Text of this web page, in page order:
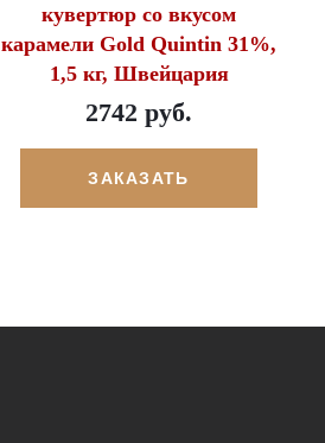
кувертюр со вкусом
карамели Gold Quintin 31%,
1,5 кг, Швейцария
2742 руб.
ЗАКАЗАТЬ